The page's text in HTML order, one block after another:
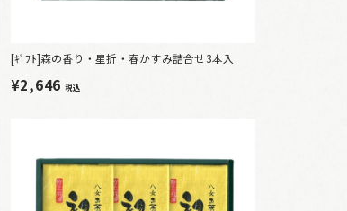
[ｷﾞﾌﾄ]森の香り・星折・春かすみ詰合せ3本入
¥2,646 税込